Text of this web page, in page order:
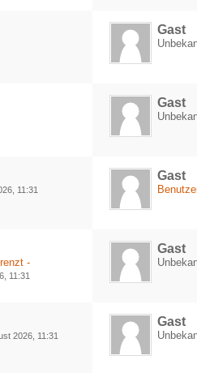
Gast
Gast
11:31
Gast
-
11:31
Gast
2026, 11:31
Gast